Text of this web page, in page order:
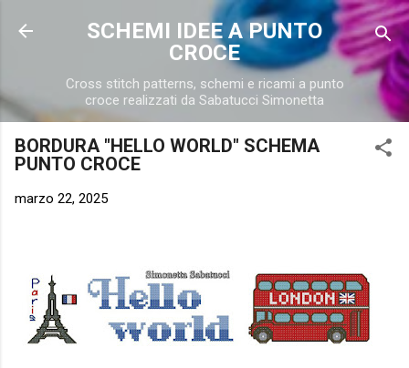
Passa ai contenuti principali
SCHEMI IDEE A PUNTO
CROCE
Cross stitch patterns, schemi e ricami a punto
croce realizzati da Sabatucci Simonetta
BORDURA "HELLO WORLD" SCHEMA
PUNTO CROCE
marzo 22, 2025